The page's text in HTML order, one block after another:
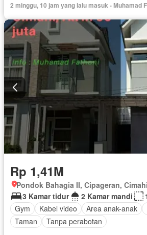
2 minggu, 10 jam yang lalu masuk - Muhamad
Rp 1,41M
Pondok Bahagia II, Cipageran,
3 Kamar tidur
2 Kamar mandi
Gym
Kabel video Area anak-anak
Taman
Tanpa perabotan